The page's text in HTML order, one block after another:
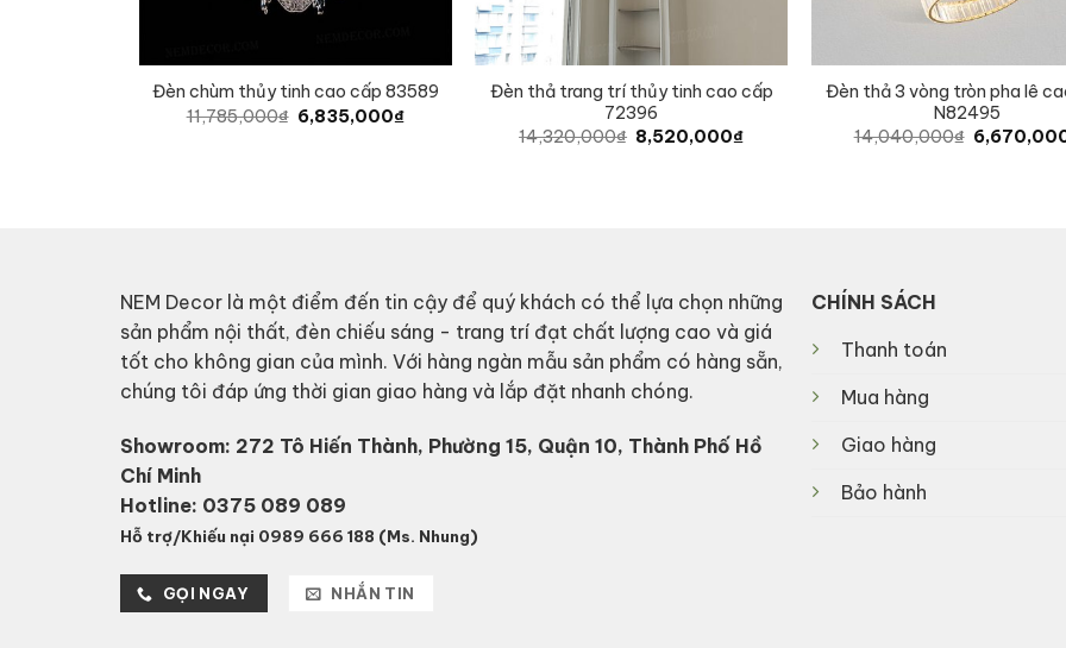
Đèn chùm thủy tinh cao cấp 83589
11,785,000₫ Original
price
6,835,000₫Current
Đèn thả trang trí thủy tinh cao cấp
72396
14,320,000₫ Original
price
8,520,000₫Current
Đèn thả 3 vòng tròn pha lê
N82495
14,040,000₫ Original
price
NEM Decor là một điểm đến tin cậy để quý khách có thể lựa chọn những
sản phẩm nội thất, đèn chiếu sáng - trang trí đạt chất lượng cao và giá
tốt cho không gian của mình. Với hàng ngàn mẫu sản phẩm có hàng sẵn,
chúng tôi đáp ứng thời gian giao hàng và lắp đặt nhanh chóng.
Showroom: 272 Tô Hiến Thành, Phường 15, Quận 10, Thành Phố Hồ
Chí Minh
Hotline: 0375 089 089
Hỗ trợ/Khiếu nại 0989 666 188 (Ms. Nhung)
GỌI NGAY NHẮN TIN
CHÍNH SÁCH
Thanh toán
Mua hàng
Giao hàng
Bảo hành